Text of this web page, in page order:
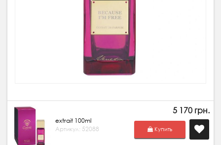
extrait 100ml
Артикул: 52088
5 170 грн.
Купить